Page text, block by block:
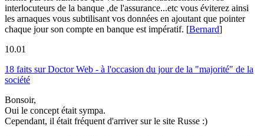
interlocuteurs de la banque ,de l'assurance...etc vous éviterez ainsi
les arnaques vous subtilisant vos données en ajoutant que pointer
chaque jour son compte en banque est impératif. [Bernard]
10.01
18 faits sur Doctor Web - à l'occasion du jour de la "majorité" de la
société
Bonsoir,
Oui le concept était sympa.
Cependant, il était fréquent d'arriver sur le site Russe :)